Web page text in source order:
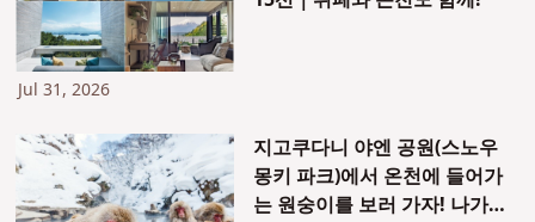
Jul 31, 2026
지고쿠다니 야엔 공원(스노우
몽키 파크)에서 온천에 들어가
는 원숭이를 보러 가자! 나가노